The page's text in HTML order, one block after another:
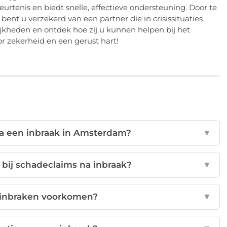
en biedt snelle, effectieve ondersteuning. Door te
bent u verzekerd van een partner die in crisissituaties
en ontdek hoe zij u kunnen helpen bij het
zekerheid en een gerust hart!
een inbraak in Amsterdam? ▼
schadeclaims na inbraak? ▼
voorkomen? ▼